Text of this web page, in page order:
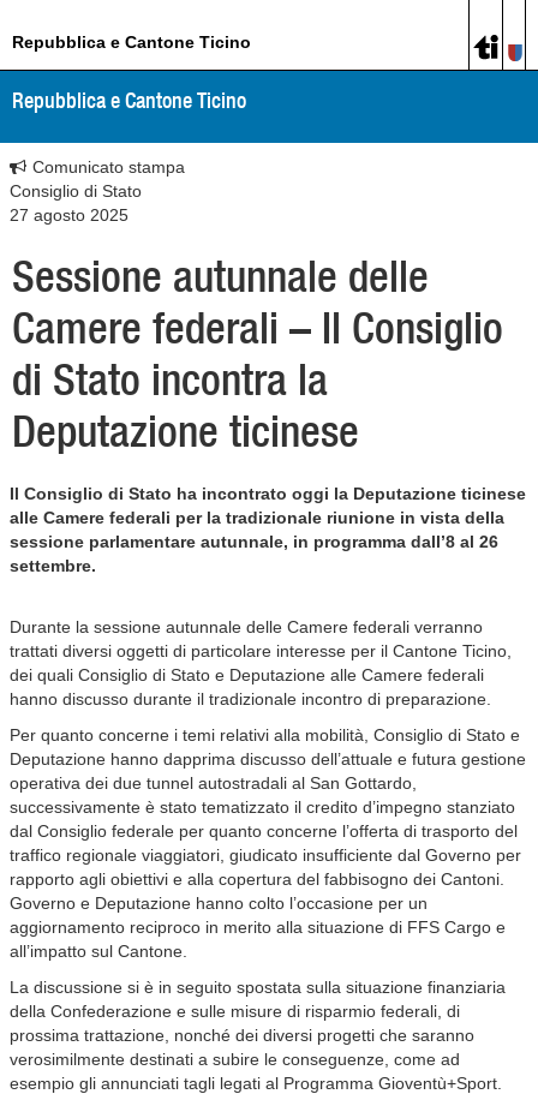
Repubblica e Cantone Ticino
Repubblica e Cantone Ticino
Comunicato stampa
Consiglio di Stato
27 agosto 2025
Sessione autunnale delle
Camere federali – Il Consiglio
di Stato incontra la
Deputazione ticinese
Il Consiglio di Stato ha incontrato oggi la Deputazione ticinese
alle Camere federali per la tradizionale riunione in vista della
sessione parlamentare autunnale, in programma dall’8 al 26
settembre.
Durante la sessione autunnale delle Camere federali verranno
trattati diversi oggetti di particolare interesse per il Cantone Ticino,
dei quali Consiglio di Stato e Deputazione alle Camere federali
hanno discusso durante il tradizionale incontro di preparazione.
Per quanto concerne i temi relativi alla mobilità, Consiglio di Stato e
Deputazione hanno dapprima discusso dell’attuale e futura gestione
operativa dei due tunnel autostradali al San Gottardo,
successivamente è stato tematizzato il credito d’impegno stanziato
dal Consiglio federale per quanto concerne l’offerta di trasporto del
traffico regionale viaggiatori, giudicato insufficiente dal Governo per
rapporto agli obiettivi e alla copertura del fabbisogno dei Cantoni.
Governo e Deputazione hanno colto l’occasione per un
aggiornamento reciproco in merito alla situazione di FFS Cargo e
all’impatto sul Cantone.
La discussione si è in seguito spostata sulla situazione finanziaria
della Confederazione e sulle misure di risparmio federali, di
prossima trattazione, nonché dei diversi progetti che saranno
verosimilmente destinati a subire le conseguenze, come ad
esempio gli annunciati tagli legati al Programma Gioventù+Sport.